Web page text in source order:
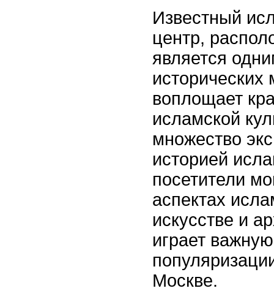
Известный
центр,
является
исторических
воплощает
исламской
множество
историей
посетители
аспектах
искусстве и
играет
Москве.